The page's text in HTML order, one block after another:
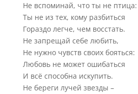
Не вспоминай, что ты не птица:
Ты не из тех, кому разбиться
Гораздо легче, чем восстать.
Не запрещай себе любить,
Не нужно чувств своих бояться:
Любовь не может ошибаться
И всё способна искупить.
Не береги лучей звезды –